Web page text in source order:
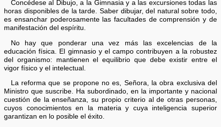
Concédese al Dibujo, a la Gimnasia y a las excursiones todas las
horas disponibles de la tarde. Saber dibujar, del natural sobre todo,
es ensanchar poderosamente las facultades de comprensión y de
manifestación del espíritu.
No hay que ponderar una vez más las excelencias de la
educación física. El gimnasio y el campo contribuyen a la robustez
del organismo: mantienen el equilibrio que debe existir entre el
vigor físico y el intelectual.
La reforma que se propone no es, Señora, la obra exclusiva del
Ministro que suscribe. Ha subordinado, en la importante y nacional
cuestión de la enseñanza, su propio criterio al de otras personas,
cuyos conocimientos en la materia y cuya inteligencia superior
garantizan en lo posible el éxito.